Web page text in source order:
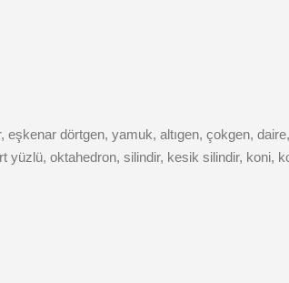
dörtgen, yamuk, altıgen, çokgen,
yüzlü, oktahedron, silindir, kesik silindir,